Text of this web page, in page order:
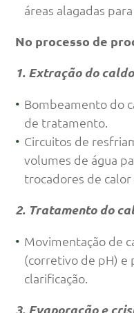
áreas alagadas
No processo de
1. Extração do
Bombeamento do
de tratamento.
Circuitos de
volumes de água
trocadores de calor
2. Tratamento do
Movimentação de
(corretivo de pH) e
clarificação.
3. Evaporação e